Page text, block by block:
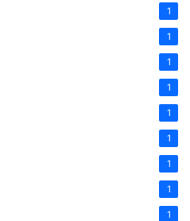
1
1
1
1
1
1
1
1
1